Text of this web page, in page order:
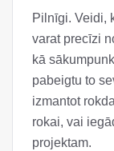
Pilnīgi. Veidi,
varat precīzi
kā
pabeigtu to
izmantot
rokai, vai
projektam.